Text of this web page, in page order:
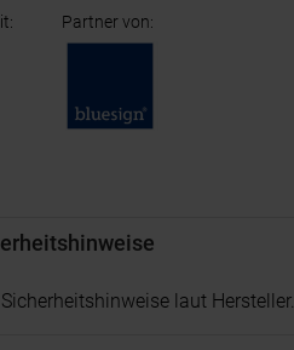
: Partner von:
laut Hersteller.